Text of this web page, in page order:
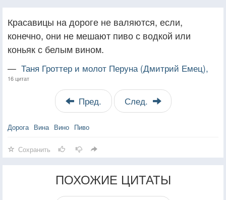
Красавицы на дороге не валяются, если,
конечно, они не мешают пиво с водкой или
коньяк с белым вином.
— Таня Гроттер и молот Перуна (Дмитрий Емец),
16 цитат
Пред. След.
Дорога Вина Вино Пиво
Сохранить
ПОХОЖИЕ ЦИТАТЫ